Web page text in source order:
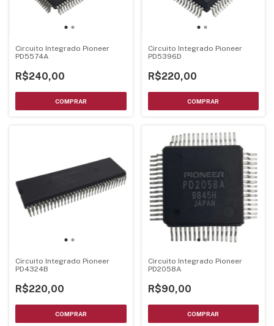
Circuito Integrado Pioneer
PD5574A
R$240,00
Circuito Integrado Pioneer
PD5396D
R$220,00
Circuito Integrado Pioneer
PD4324B
R$220,00
Circuito Integrado Pioneer
PD2058A
R$90,00